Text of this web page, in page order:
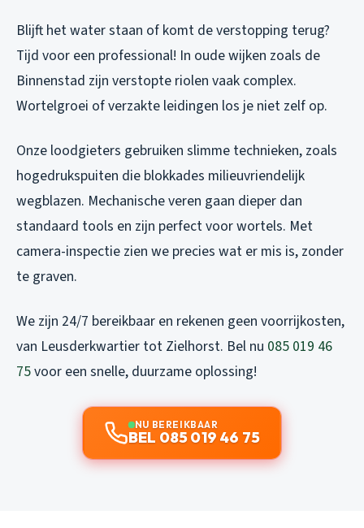
Blijft het water staan of komt de verstopping terug?
Tijd voor een professional! In oude wijken zoals de
Binnenstad zijn verstopte riolen vaak complex.
Wortelgroei of verzakte leidingen los je niet zelf op.
Onze loodgieters gebruiken slimme technieken, zoals
hogedrukspuiten die blokkades milieuvriendelijk
wegblazen. Mechanische veren gaan dieper dan
standaard tools en zijn perfect voor wortels. Met
camera-inspectie zien we precies wat er mis is, zonder
te graven.
We zijn 24/7 bereikbaar en rekenen geen voorrijkosten,
van Leusderkwartier tot Zielhorst. Bel nu 085 019 46
75voor een snelle, duurzame oplossing!
NU BEREIKBAAR
BEL 085 019 46 75